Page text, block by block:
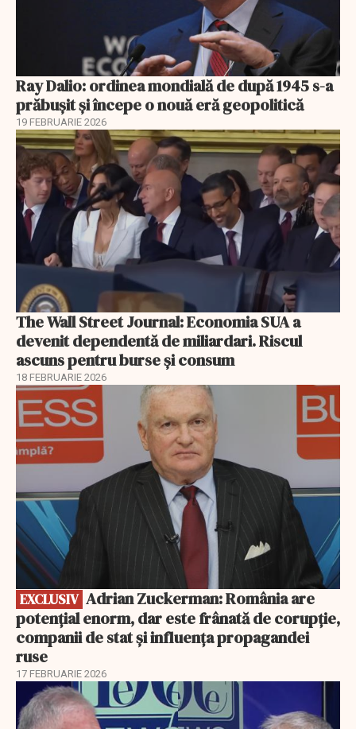
Ray Dalio: ordinea mondială de după 1945 s-a
prăbușit și începe o nouă eră geopolitică
19 FEBRUARIE 2026
The Wall Street Journal: Economia SUA a
devenit dependentă de miliardari. Riscul
ascuns pentru burse și consum
18 FEBRUARIE 2026
EXCLUSIV
EXCLUSIV
potențial enorm, dar este frânată de corupție,
companii de stat și influența propagandei
ruse
17 FEBRUARIE 2026
EXCLUSIV